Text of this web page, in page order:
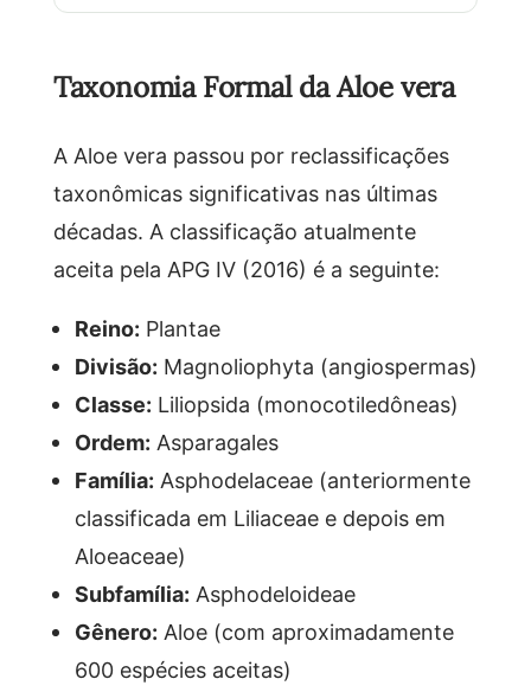
Taxonomia Formal da Aloe vera
A Aloe vera passou por reclassificações
taxonômicas significativas nas últimas
décadas. A classificação atualmente
aceita pela APG IV (2016) é a seguinte:
Reino: Plantae
Divisão: Magnoliophyta (angiospermas)
Classe: Liliopsida (monocotiledôneas)
Ordem: Asparagales
Família: Asphodelaceae (anteriormente
classificada em Liliaceae e depois em
Aloeaceae)
Subfamília: Asphodeloideae
Gênero: Aloe (com aproximadamente
600 espécies aceitas)